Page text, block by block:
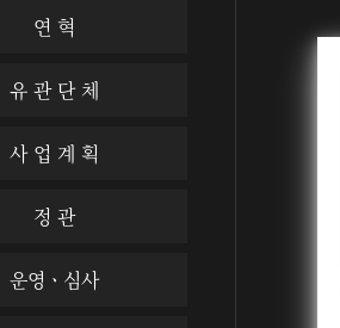
연 혁
유 관 단 체
사 업 계 획
정 관
운영ㆍ심사